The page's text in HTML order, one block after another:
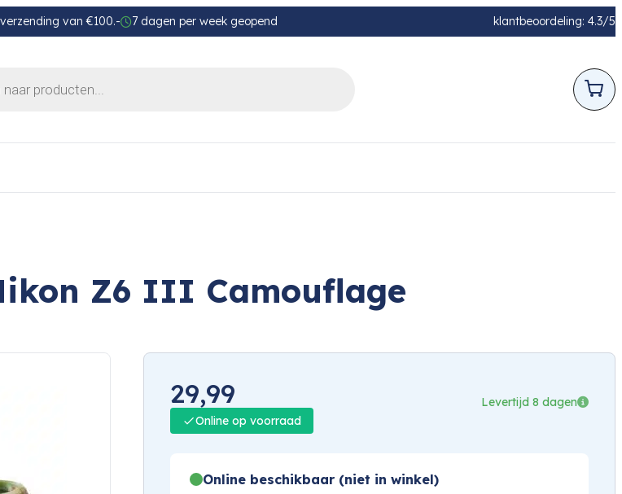
van €100.- 7 dagen per week geopend klantbeoordeling: 4.3/5
Z6 III Camouflage
29,99
Levertijd 8 dagen
Online op voorraad
Online beschikbaar (niet in winkel)